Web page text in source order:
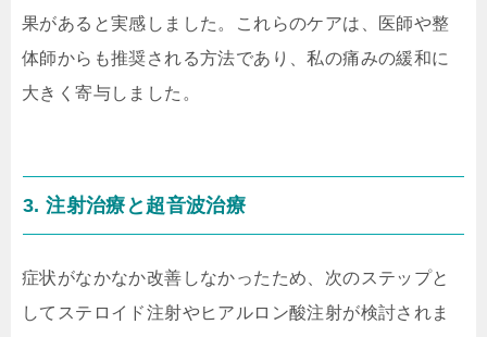
果があると実感しました。これらのケアは、医師や整
体師からも推奨される方法であり、私の痛みの緩和に
大きく寄与しました。
3. 注射治療と超音波治療
症状がなかなか改善しなかったため、次のステップと
してステロイド注射やヒアルロン酸注射が検討されま